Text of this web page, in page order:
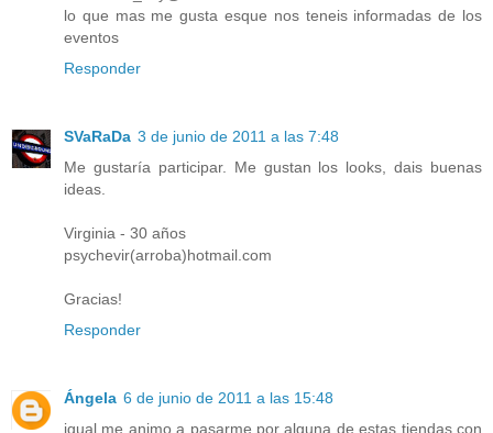
lo que mas me gusta esque nos teneis informadas de los
eventos
Responder
SVaRaDa 3 de junio de 2011 a las 7:48
Me gustaría participar. Me gustan los looks, dais buenas
ideas.
Virginia - 30 años
psychevir(arroba)hotmail.com
Gracias!
Responder
Ángela 6 de junio de 2011 a las 15:48
igual me animo a pasarme por alguna de estas tiendas con